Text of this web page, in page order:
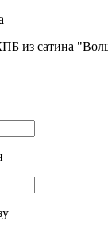
из сатина